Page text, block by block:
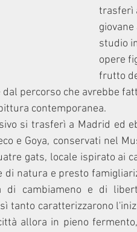
trasferì
studio
opere
frutto
percorso che avrebbe
contemporanea.
si trasferì a Madrid ed
e Goya, conservati nel
gats, locale ispirato ai
natura e presto
di cambiameno e di
tanto caratterizzarono
allora in pieno